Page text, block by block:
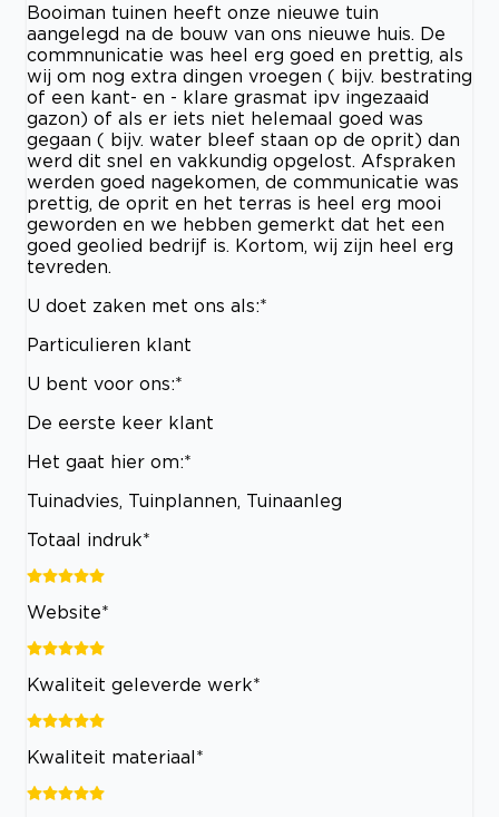
Booiman tuinen heeft onze nieuwe tuin
aangelegd na de bouw van ons nieuwe huis. De
commnunicatie was heel erg goed en prettig, als
wij om nog extra dingen vroegen ( bijv. bestrating
of een kant- en - klare grasmat ipv ingezaaid
gazon) of als er iets niet helemaal goed was
gegaan ( bijv. water bleef staan op de oprit) dan
werd dit snel en vakkundig opgelost. Afspraken
werden goed nagekomen, de communicatie was
prettig, de oprit en het terras is heel erg mooi
geworden en we hebben gemerkt dat het een
goed geolied bedrijf is. Kortom, wij zijn heel erg
tevreden.
U doet zaken met ons als:*
Particulieren klant
U bent voor ons:*
De eerste keer klant
Het gaat hier om:*
Tuinadvies, Tuinplannen, Tuinaanleg
Totaal indruk*
Website*
Kwaliteit geleverde werk*
Kwaliteit materiaal*